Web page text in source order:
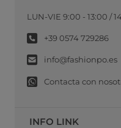
LUN-VIE 9:00 - 13:00 /
+39 0574 729286
info@fashionpo.es
Contacta con
INFO LINK